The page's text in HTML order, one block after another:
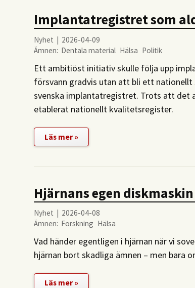
Implantatregistret som
Nyhet | 2026-04-09
Ämnen: Dentala material Hälsa Politik
Ett ambitiöst initiativ skulle följa upp
försvann gradvis utan att bli ett
svenska implantatregistret. Trots att det
etablerat nationellt kvalitetsregister.
Läs mer »
Hjärnans egen
Nyhet | 2026-04-08
Ämnen: Forskning Hälsa
Vad händer egentligen i hjärnan när vi
hjärnan bort skadliga ämnen – men bara
Läs mer »